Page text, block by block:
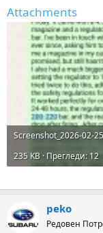
Attachments
235 KB · Прегледи: 12
peko
Редовен